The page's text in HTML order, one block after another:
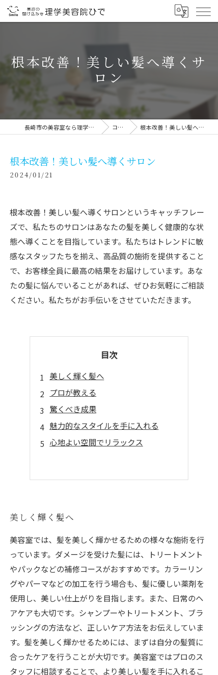
根本改善！美しい髪へ導くサ
ロン
長崎市の美容室なら理学美容院ひで コラム 根本改善！美しい髪へ導くサロン
根本改善！美しい髪へ導くサロン
2024/01/21
根本改善！美しい髪へ導くサロンというキャッチフレー
ズで、私たちのサロンはあなたの髪を美しく健康的な状
態へ導くことを目指しています。私たちはトレンドに敏
感なスタッフたちを揃え、高品質の施術を提供すること
で、お客様全員に最高の結果をお届けしています。あな
たの髪に悩んでいることがあれば、ぜひお気軽にご相談
ください。私たちがお手伝いをさせていただきます。
目次
美しく輝く髪へ
プロが教える
驚くべき成果
魅力的なスタイルを手に入れる
心地よい空間でリラックス
美しく輝く髪へ
美容室では、髪を美しく輝かせるための様々な施術を行
っています。ダメージを受けた髪には、トリートメント
やパックなどの補修コースがおすすめです。カラーリン
グやパーマなどの加工を行う場合も、髪に優しい薬剤を
使用し、美しい仕上がりを目指します。また、日常のヘ
アケアも大切です。シャンプーやトリートメント、ブラ
ッシングの方法など、正しいケア方法をお伝えしていま
す。髪を美しく輝かせるためには、まずは自分の髪質に
合ったケアを行うことが大切です。美容室ではプロのス
タッフに相談することで、より美しい髪を手に入れるこ